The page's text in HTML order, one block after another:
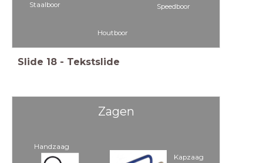
Speedboor
Staalboor
Houtboor
Slide 18 - Tekstslide
Zagen
Handzaag
Kapzaag